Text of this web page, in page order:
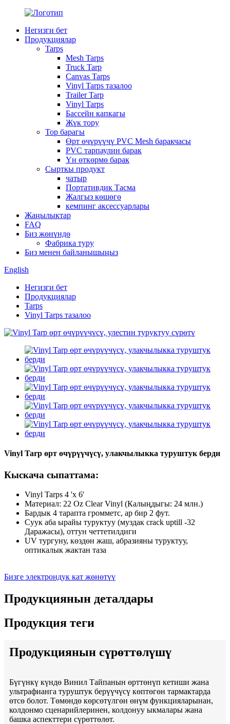
Негизги бет
Продукциялар
Tarps
Mesh Tarps
Truck Tarp
Canvas Tarps
Vinyl Tarps тазалоо
Trailer Tarp
Vinyl Tarps
Бассейн капкагы
Жүк тору
Тор барагы
Өрт өчүрүүчү PVC Mesh баракчасы
PVC тарпаулин барак
Үн өткөрмө барак
Сырткы продукт
чатыр
Портативдик Тасма
Жалгыз көшөгө
кемпинг аксессуарлары
Жаңылыктар
FAQ
Биз жөнүндө
Фабрика туру
Биз менен байланышыңыз
English
Негизги бет
Продукциялар
Tarps
Vinyl Tarps тазалоо
Vinyl Tarp өрт өчүрүүчүсү, улакчылыкка туруштук берди
Кыскача сыпаттама:
Vinyl Tarps 4 'x 6'
Материал: 22 Oz Clear Vinyl (Калыңдыгы: 24 млн.)
Бардык 4 тарапта громметс, ар бир 2 фут.
Суук аба ырайы туруктуу (муздак crack uptill -32
Даражасы), оттун четтетилдиги
UV тургуну, көздөн жаш, абразияны туруктуу,
оптикалык жактан таза
Бизге электрондук кат жөнөтүү
Продукциянын деталдары
Продукция теги
Продукциянын сүрөттөлүшү
Бүгүнкү күндө Винил Тайпанын өрттөнүп кетиши жана
ультрафианга туруштук берүүчүсү көптөгөн тармактарда
өтсө болот. Төмөндө көрсөтүлгөн өнүм функцияларынан,
колдонмо сценарийлеринен, колдонуу ыкмалары жана
башка аспекттери сүрөттөлөт.